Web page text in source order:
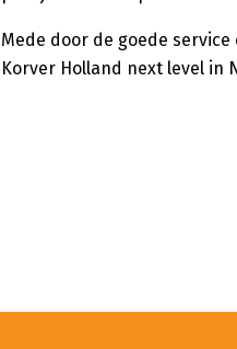
Mede door de goede
Korver Holland next level in